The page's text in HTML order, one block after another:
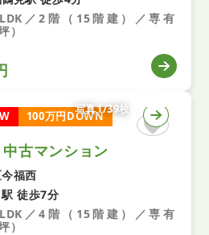
／2階（15階建）／専有
）
100万円DOWN
写真1/39枚
古マンション
福西
徒歩7分
／4階（15階建）／専有
）